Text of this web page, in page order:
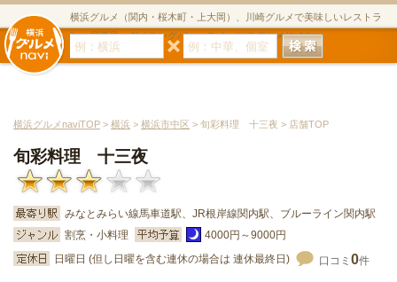
横浜グルメ（関内・桜木町・上大岡）、川崎グルメで美味しいレストラ
ン・居酒屋・ダイニングバー・スイーツのグルメサイト
横浜グルメnaviTOP > 横浜 > 横浜市中区 > 旬彩料理 十三夜 > 店舗TOP
旬彩料理 十三夜
みなとみらい線馬車道駅、JR根岸線関内駅、ブルーライン関内駅
割烹・小料理
4000円～9000円
日曜日 (但し日曜を含む連休の場合は 連休最終日)
口コミ 0件